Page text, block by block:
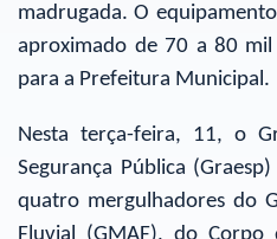
madrugada. O
aproximado de 70 a 80 mil
para a Prefeitura Municipal.
Nesta terça-feira, 11, o
Segurança Pública
quatro mergulhadores do
Fluvial (GMAF), do